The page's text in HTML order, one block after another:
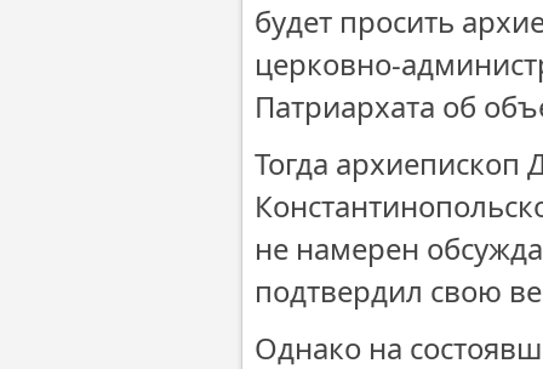
будет просить
церковно-
Патриархата об
Тогда архиепископ
не намерен
подтвердил свою
Однако на